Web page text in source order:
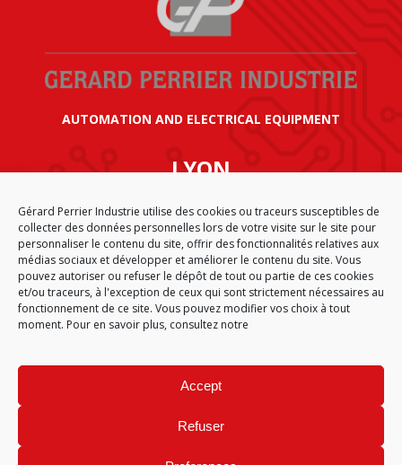
Gérard Perrier Industrie utilise des cookies ou traceurs susceptibles de
collecter des données personnelles lors de votre visite sur le site pour
personnaliser le contenu du site, offrir des fonctionnalités relatives aux
médias sociaux et développer et améliorer le contenu du site. Vous
pouvez autoriser ou refuser le dépôt de tout ou partie de ces cookies
et/ou traceurs, à l'exception de ceux qui sont strictement nécessaires au
fonctionnement de ce site. Vous pouvez modifier vos choix à tout
moment. Pour en savoir plus, consultez notre
Accept
Refuser
AUTOMATION AND ELECTRICAL EQUIPMENT
LYON
AIRPARC – 160 rue de Norvège
CS 50009
69125 LYON AÉROPORT SAINT EXUPÉRY
FRANCE